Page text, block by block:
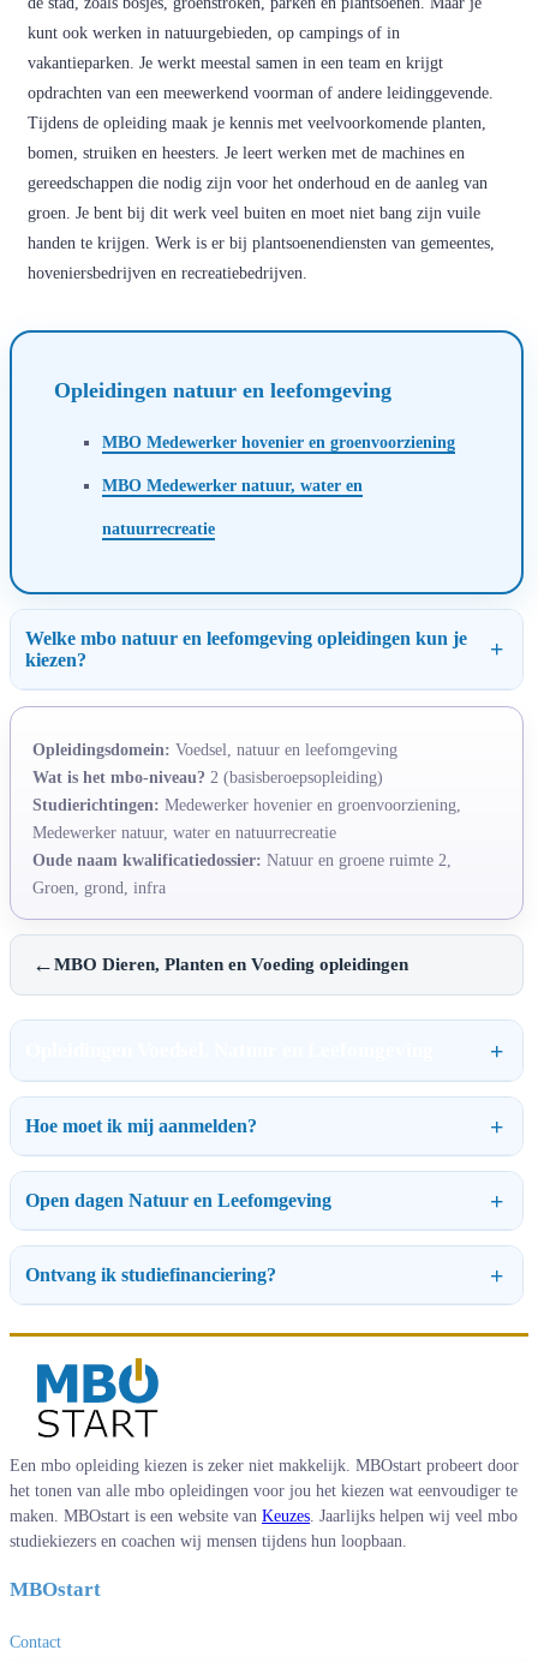
kunt ook werken in natuurgebieden, op campings of in
vakantieparken. Je werkt meestal samen in een team en krijgt
opdrachten van een meewerkend voorman of andere leidinggevende.
Tijdens de opleiding maak je kennis met veelvoorkomende planten,
bomen, struiken en heesters. Je leert werken met de machines en
gereedschappen die nodig zijn voor het onderhoud en de aanleg van
groen. Je bent bij dit werk veel buiten en moet niet bang zijn vuile
handen te krijgen. Werk is er bij plantsoenendiensten van gemeentes,
hoveniersbedrijven en recreatiebedrijven.
Opleidingen natuur en leefomgeving
MBO Medewerker hovenier en groenvoorziening
MBO Medewerker natuur, water en
natuurrecreatie
Welke mbo natuur en leefomgeving opleidingen kun je
kiezen?
Opleidingsdomein: Voedsel, natuur en leefomgeving
Wat is het mbo-niveau? 2 (basisberoepsopleiding)
Studierichtingen: Medewerker hovenier en groenvoorziening,
Medewerker natuur, water en natuurrecreatie
Oude naam kwalificatiedossier: Natuur en groene ruimte 2,
Groen, grond, infra
←MBO Dieren, Planten en Voeding opleidingen
Hoe moet ik mij aanmelden?
Open dagen Natuur en Leefomgeving
Ontvang ik studiefinanciering?
Een mbo opleiding kiezen is zeker niet makkelijk. MBOstart probeert door
het tonen van alle mbo opleidingen voor jou het kiezen wat eenvoudiger te
maken. MBOstart is een website van Keuzes . Jaarlijks helpen wij veel mbo
studiekiezers en coachen wij mensen tijdens hun loopbaan.
MBOstart
Contact